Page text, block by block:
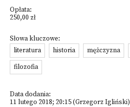
Opłata:
250,00 zł
Słowa kluczowe:
literatura
historia mężczyzna
filozofia
Data dodania:
11 lutego 2018; 20:15 (Grzegorz Igliński)